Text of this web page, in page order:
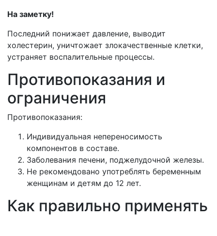
На заметку!
Последний понижает давление, выводит
холестерин, уничтожает злокачественные клетки,
устраняет воспалительные процессы.
Противопоказания и
ограничения
Противопоказания:
Индивидуальная непереносимость
компонентов в составе.
Заболевания печени, поджелудочной железы.
Не рекомендовано употреблять беременным
женщинам и детям до 12 лет.
Как правильно применять